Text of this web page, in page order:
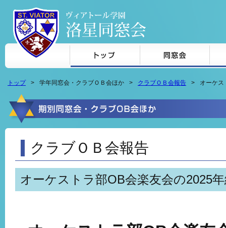
本文へジャンプ
トップ 学年同窓会・クラブＯＢ会ほか クラブＯＢ会報告 オーケス
クラブＯＢ会報告
オーケストラ部OB会楽友会の2025